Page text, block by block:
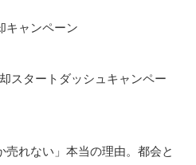
キャンペーン
スタートダッシュキャンペー
売れない」本当の理由。都会と